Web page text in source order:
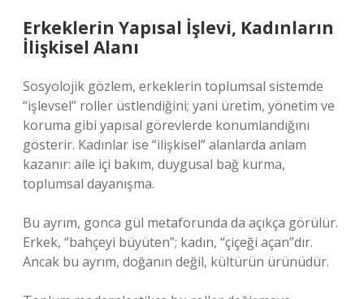
Erkeklerin Yapısal İşlevi, Kadınların
İlişkisel Alanı
Sosyolojik gözlem, erkeklerin toplumsal sistemde
“işlevsel” roller üstlendiğini; yani üretim, yönetim ve
koruma gibi yapısal görevlerde konumlandığını
gösterir. Kadınlar ise “ilişkisel” alanlarda anlam
kazanır: aile içi bakım, duygusal bağ kurma,
toplumsal dayanışma.
Bu ayrım, gonca gül metaforunda da açıkça görülür.
Erkek, “bahçeyi büyüten”; kadın, “çiçeği açan”dır.
Ancak bu ayrım, doğanın değil, kültürün ürünüdür.